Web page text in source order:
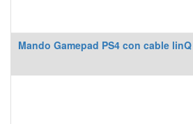
Mando Gamepad PS4 con cable linQ